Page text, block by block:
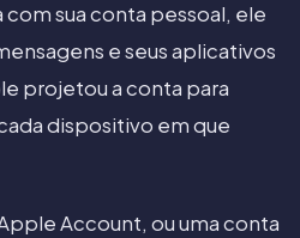
com sua conta pessoal, ele
e seus aplicativos
projetou a conta para
dispositivo em que
Account, ou uma conta